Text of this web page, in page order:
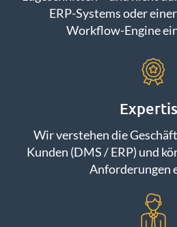
ERP-Systems oder
Workflow-Engine
Wir verstehen die
Kunden (DMS / ERP) und
Anforderungen